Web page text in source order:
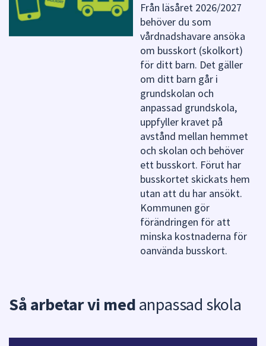
Från läsåret 2026/2027
behöver du som
vårdnadshavare ansöka
om busskort (skolkort)
för ditt barn. Det gäller
om ditt barn går i
grundskolan och
anpassad grundskola,
uppfyller kravet på
avstånd mellan hemmet
och skolan och behöver
ett busskort. Förut har
busskortet skickats hem
utan att du har ansökt.
Kommunen gör
förändringen för att
minska kostnaderna för
oanvända busskort.
Så arbetar vi medanpassad skola